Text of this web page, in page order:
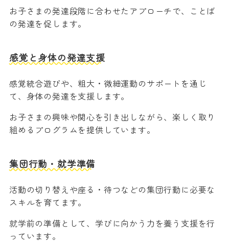
お子さまの発達段階に合わせたアプローチで、ことば
の発達を促します。
感覚と身体の発達支援
感覚統合遊びや、粗大・微細運動のサポートを通じ
て、身体の発達を支援します。
お子さまの興味や関心を引き出しながら、楽しく取り
組めるプログラムを提供しています。
集団行動・就学準備
活動の切り替えや座る・待つなどの集団行動に必要な
スキルを育てます。
就学前の準備として、学びに向かう力を養う支援を行
っています。